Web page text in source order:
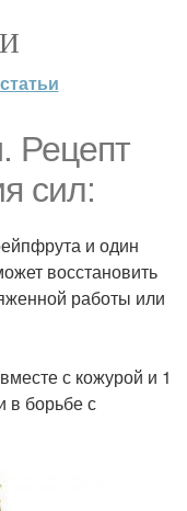
статьи
Рецепт
сил:
и один
восстановить
работы или
с кожурой и 1
в борьбе с